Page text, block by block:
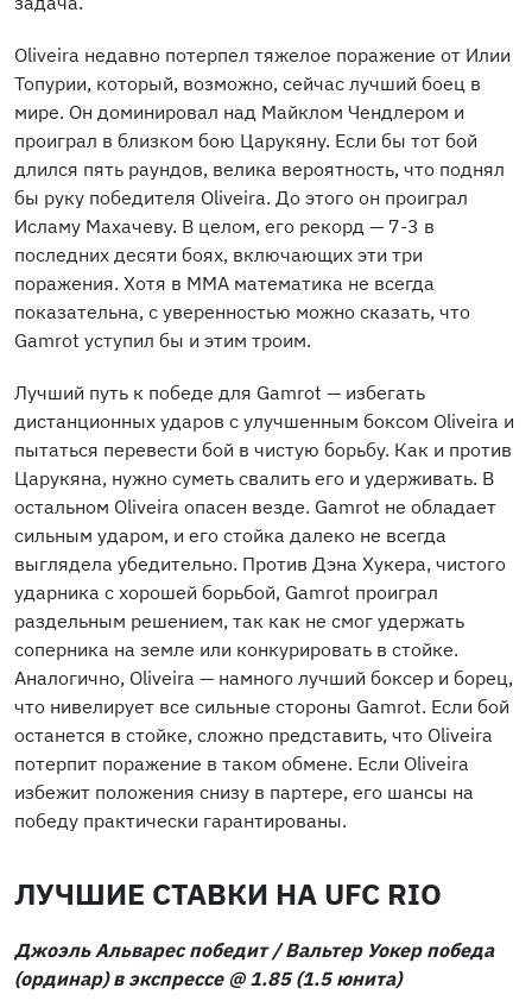
Oliveira недавно потерпел тяжелое поражение от Илии
Топурии, который, возможно, сейчас лучший боец в
мире. Он доминировал над Майклом Чендлером и
проиграл в близком бою Царукяну. Если бы тот бой
длился пять раундов, велика вероятность, что поднял
бы руку победителя Oliveira. До этого он проиграл
Исламу Махачеву. В целом, его рекорд — 7-3 в
последних десяти боях, включающих эти три
поражения. Хотя в MMA математика не всегда
показательна, с уверенностью можно сказать, что
Gamrot уступил бы и этим троим.
Лучший путь к победе для Gamrot — избегать
дистанционных ударов с улучшенным боксом Oliveira и
пытаться перевести бой в чистую борьбу. Как и против
Царукяна, нужно суметь свалить его и удерживать. В
остальном Oliveira опасен везде. Gamrot не обладает
сильным ударом, и его стойка далеко не всегда
выглядела убедительно. Против Дэна Хукера, чистого
ударника с хорошей борьбой, Gamrot проиграл
раздельным решением, так как не смог удержать
соперника на земле или конкурировать в стойке.
Аналогично, Oliveira — намного лучший боксер и борец,
что нивелирует все сильные стороны Gamrot. Если бой
останется в стойке, сложно представить, что Oliveira
потерпит поражение в таком обмене. Если Oliveira
избежит положения снизу в партере, его шансы на
победу практически гарантированы.
ЛУЧШИЕ СТАВКИ НА UFC RIO
Джоэль Альварес победит / Вальтер Уокер победа
(ординар) в экспрессе @ 1.85 (1.5 юнита)